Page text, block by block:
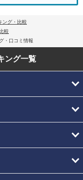
ング・比較
較
・口コミ情報
ング一覧